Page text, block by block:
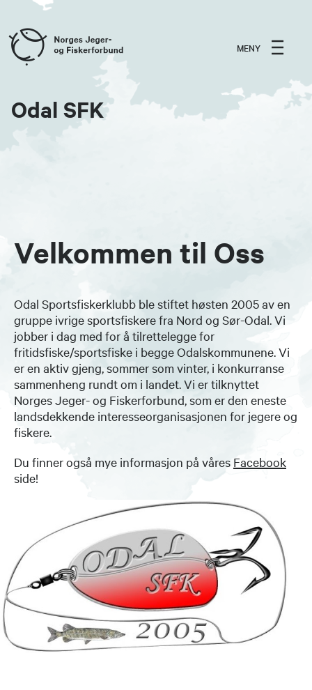
MENY
Odal SFK
Velkommen til Oss
Odal Sportsfiskerklubb ble stiftet høsten 2005 av en
gruppe ivrige sportsfiskere fra Nord og Sør-Odal. Vi
jobber i dag med for å tilrettelegge for
fritidsfiske/sportsfiske i begge Odalskommunene. Vi
er en aktiv gjeng, sommer som vinter, i konkurranse
sammenheng rundt om i landet. Vi er tilknyttet
Norges Jeger- og Fiskerforbund, som er den eneste
landsdekkende interesseorganisasjonen for jegere og
fiskere.
Du finner også mye informasjon på våres Facebook
side!